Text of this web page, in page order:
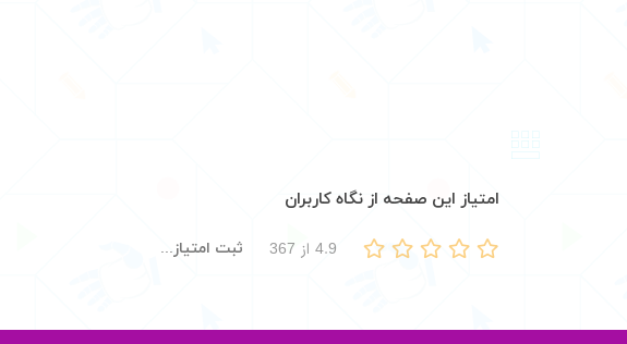
امتیاز این صفحه از نگاه کاربران
4.9 از 367 ثبت امتیاز...